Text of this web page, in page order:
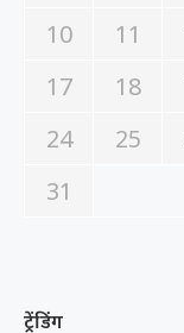
10
11
17
18
24
25
31
ट्रेंडिंग